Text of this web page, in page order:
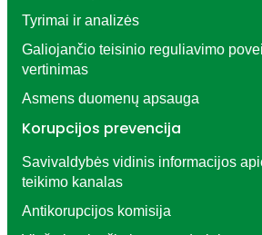
Tyrimai ir analizės
Galiojančio teisinio reguliavimo
vertinimas
Asmens duomenų apsauga
Korupcijos prevencija
Savivaldybės vidinis informacijos
teikimo kanalas
Antikorupcijos komisija